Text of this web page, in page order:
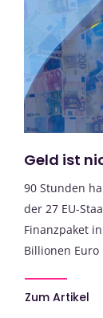
Geld ist
90 Stunden
der 27 EU-
Finanzpaket
Billionen Euro
Zum Artikel